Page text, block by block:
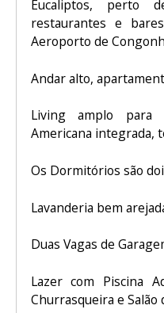
Eucaliptos, perto
restaurantes e
Aeroporto de
Andar alto,
Living amplo para
Americana integrada,
Os Dormitórios são
Lavanderia bem
Duas Vagas de
Lazer com Piscina
Churrasqueira e Salão